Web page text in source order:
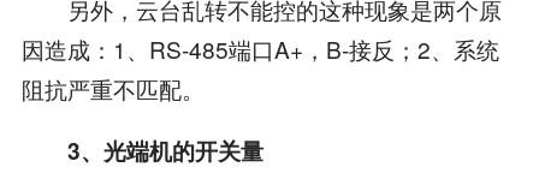
另外，云台乱转不能控的这种现象是两个原
因造成：1、RS-485端口A+，B-接反；2、系统
阻抗严重不匹配。
3、光端机的开关量